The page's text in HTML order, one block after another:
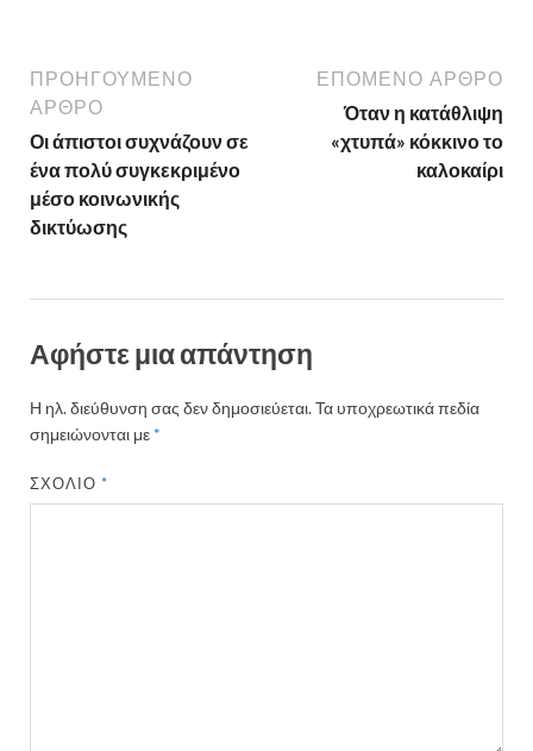
b
o
o
k
er es
α
σ
τε
ΠΡΟΗΓΟΎΜΕΝΟ
ΆΡΘΡΟ
Οι άπιστοι συχνάζουν σε
ένα πολύ συγκεκριμένο
μέσο κοινωνικής
δικτύωσης
ΕΠΌΜΕΝΟ ΆΡΘΡΟ
Όταν η κατάθλιψη
«χτυπά» κόκκινο το
καλοκαίρι
Αφήστε μια απάντηση
Η ηλ. διεύθυνση σας δεν δημοσιεύεται.Τα υποχρεωτικά πεδία
σημειώνονται με *
ΣΧΌΛΙΟ*